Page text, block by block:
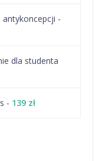
antykoncepcji -
dla studenta
- 139 zł